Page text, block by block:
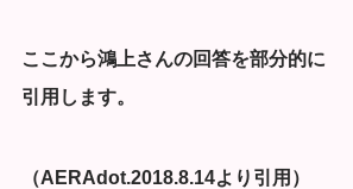
ここから鴻上さんの回答を部分的に
引用します。
（AERAdot.2018.8.14より引用）